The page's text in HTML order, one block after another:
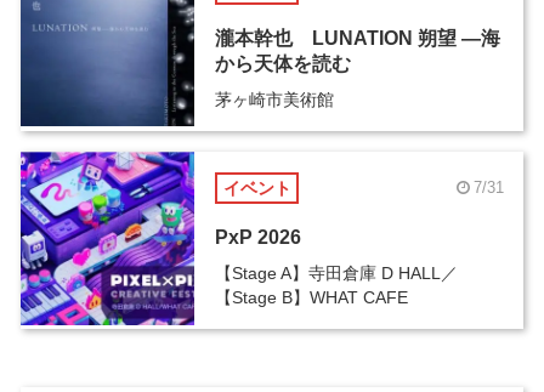
瀧本幹也 LUNATION 朔望 ―海
から天体を読む
茅ヶ崎市美術館
イベント 7/31
PxP 2026
【Stage A】寺田倉庫 D HALL／
【Stage B】WHAT CAFE